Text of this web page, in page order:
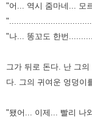
"어... 역시 줌마네... 모
"나... 똥꼬도 한번
그가 뒤로 돈다. 난 그
다.
그의 귀여운 엉덩이
"됐어... 이제... 빨리 나